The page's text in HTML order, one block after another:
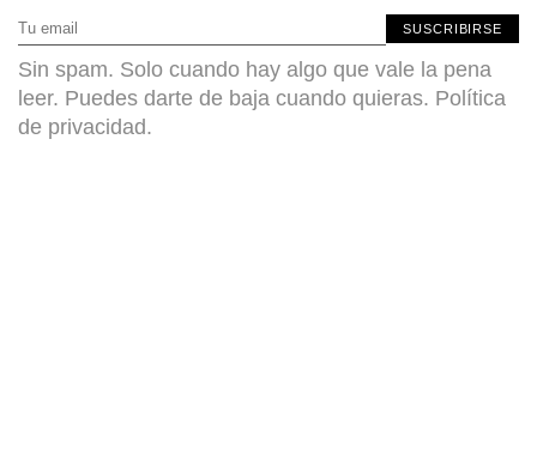
SUSCRIBIRSE
Sin spam. Solo cuando hay algo que vale la pena
leer. Puedes darte de baja cuando quieras. Política
de privacidad.